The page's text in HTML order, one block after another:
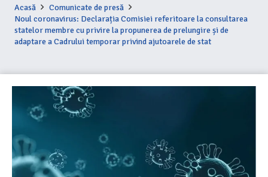
Acasă
Comunicate de presă
Noul coronavirus: Declarația Comisiei referitoare la consultarea
statelor membre cu privire la propunerea de prelungire și de
adaptare a Cadrului temporar privind ajutoarele de stat